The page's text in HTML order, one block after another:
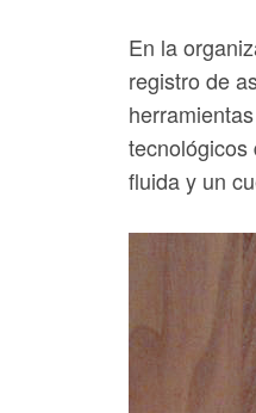
En la
registro de
tecnológicos
fluida y un